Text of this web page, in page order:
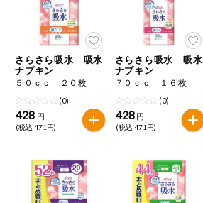
さらさら吸水 吸水
ナプキン
５０ｃｃ ２０枚
(0)
428 円
(税込 471円)
さらさら吸水 吸水
ナプキン
７０ｃｃ １６枚
(0)
428 円
(税込 471円)